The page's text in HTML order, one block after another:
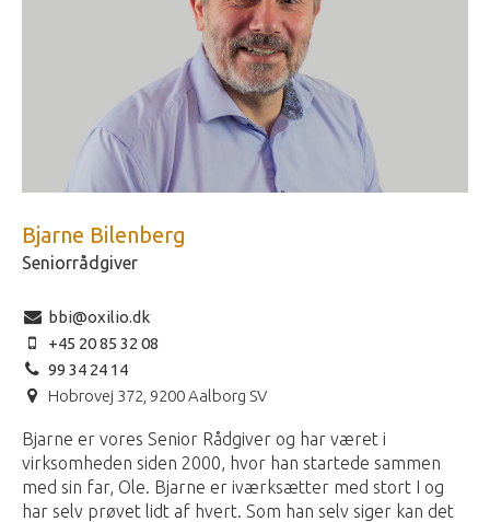
Bjarne Bilenberg
Seniorrådgiver
+45 20 85 32 08
99 34 24 14
Hobrovej 372, 9200 Aalborg SV
bbi@oxilio.dk
Bjarne er vores Senior Rådgiver og har været i
virksomheden siden 2000, hvor han startede sammen
med sin far, Ole. Bjarne er iværksætter med stort I og
har selv prøvet lidt af hvert. Som han selv siger kan det